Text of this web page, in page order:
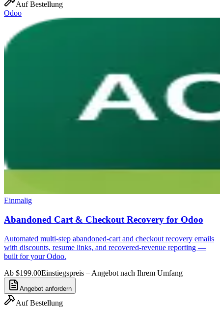
Auf Bestellung
Odoo
Einmalig
Abandoned Cart & Checkout Recovery for Odoo
Automated multi-step abandoned-cart and checkout recovery emails
with discounts, resume links, and recovered-revenue reporting —
built for your Odoo.
Ab $199.00Einstiegspreis – Angebot nach Ihrem Umfang
Angebot anfordern
Auf Bestellung